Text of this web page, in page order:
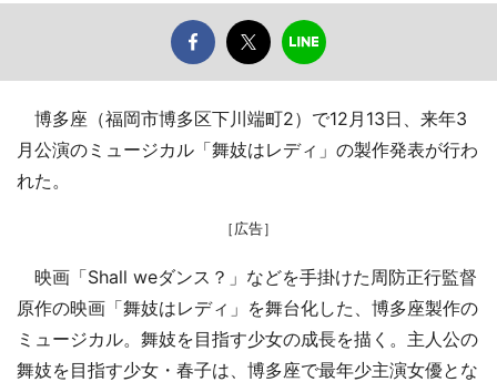
博多座（福岡市博多区下川端町2）で12月13日、来年3
月公演のミュージカル「舞妓はレディ」の製作発表が行わ
れた。
［広告］
映画「Shall weダンス？」などを手掛けた周防正行監督
原作の映画「舞妓はレディ」を舞台化した、博多座製作の
ミュージカル。舞妓を目指す少女の成長を描く。主人公の
舞妓を目指す少女・春子は、博多座で最年少主演女優とな